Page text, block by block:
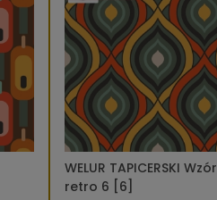
WELUR TAPICERSKI Wzór
retro 6 [6]